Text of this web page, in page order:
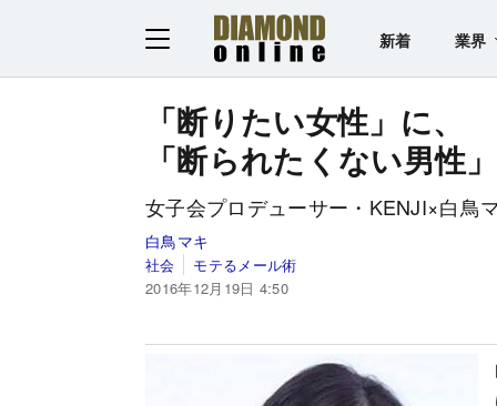
新着 業界
「断りたい女性」に、
「断られたくない男性
女子会プロデューサー・KENJI×白鳥
白鳥マキ
社会
モテるメール術
2016年12月19日 4:50